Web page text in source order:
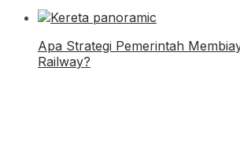
Apa Strategi Pemerintah
Railway?